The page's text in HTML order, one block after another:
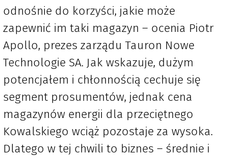
odnośnie do korzyści, jakie może
zapewnić im taki magazyn – ocenia Piotr
Apollo, prezes zarządu Tauron Nowe
Technologie SA. Jak wskazuje, dużym
potencjałem i chłonnością cechuje się
segment prosumentów, jednak cena
magazynów energii dla przeciętnego
Kowalskiego wciąż pozostaje za wysoka.
Dlatego w tej chwili to biznes – średnie i